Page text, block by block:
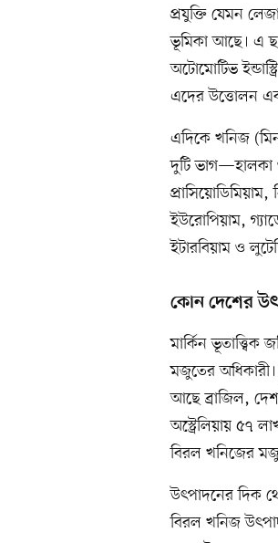
প্রযুক্তি যেমন
ভূমিকা আছে। এ
অটোমোটিভ
এদের উত্তোলন
এদিকে খনিজ
দুটি ভাগ—হালকা
ইউরোপিয়াম,
ইটারবিয়াম ও
কোন দেশের
মার্কিন
মজুতের
আছে ব্রাজিল,
অস্ট্রেলিয়ায় ৫৭
বিরল খনিজের
উৎপাদনের দিক
বিরল খনিজ